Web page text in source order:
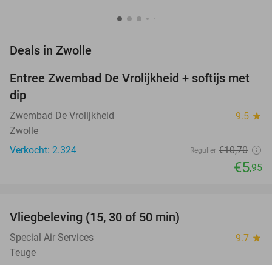
Deals in Zwolle
44%
Entree Zwembad De Vrolijkheid + softijs met
dip
Zwembad De Vrolijkheid 9.5 star
Zwolle
Verkocht: 2.324
Regulier €10,70
€5,95
NEW
TODAY
Vliegbeleving (15, 30 of 50 min)
Special Air Services 9.7 star
Teuge